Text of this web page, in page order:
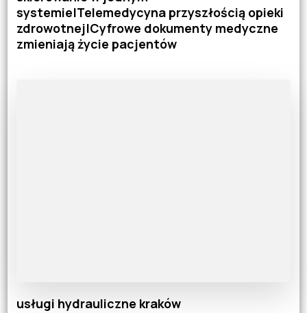
systemie|Telemedycyna przyszłością opieki
zdrowotnej|Cyfrowe dokumenty medyczne
zmieniają życie pacjentów
usługi hydrauliczne kraków